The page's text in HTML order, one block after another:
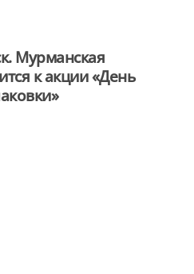
Мурманская
к акции «День